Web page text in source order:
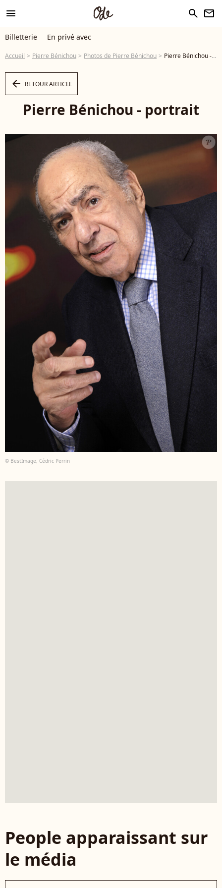
menu search newsletter
Billetterie En privé avec
Accueil Pierre Bénichou Photos de Pierre Bénichou Pierre Bénichou - portrait © Cédric Perrin / Bestimage - Photo
arrow_left RETOUR ARTICLE
Pierre Bénichou - portrait
© BestImage, Cédric Perrin
People apparaissant sur
le média